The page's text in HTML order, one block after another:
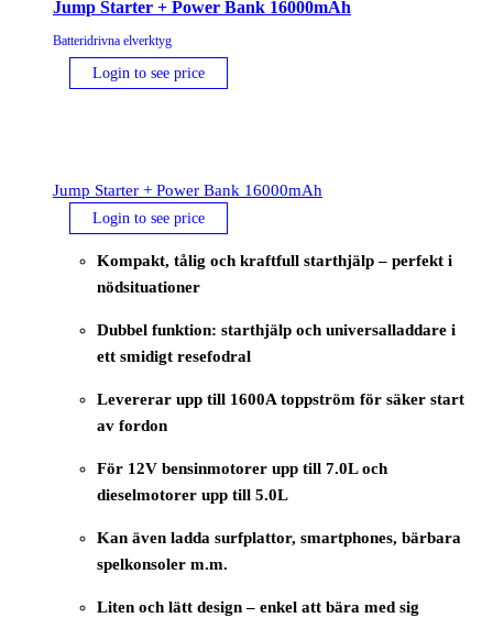
Jump Starter + Power Bank 16000mAh
Batteridrivna elverktyg
Login to see price
Jump Starter + Power Bank 16000mAh
Login to see price
Kompakt, tålig och kraftfull starthjälp – perfekt i
nödsituationer
Dubbel funktion: starthjälp och universalladdare i
ett smidigt resefodral
Levererar upp till 1600A toppström för säker start
av fordon
För 12V bensinmotorer upp till 7.0L och
dieselmotorer upp till 5.0L
Kan även ladda surfplattor, smartphones, bärbara
spelkonsoler m.m.
Liten och lätt design – enkel att bära med sig